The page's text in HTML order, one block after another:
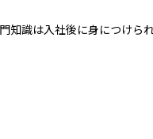
識は入社後に身につけら